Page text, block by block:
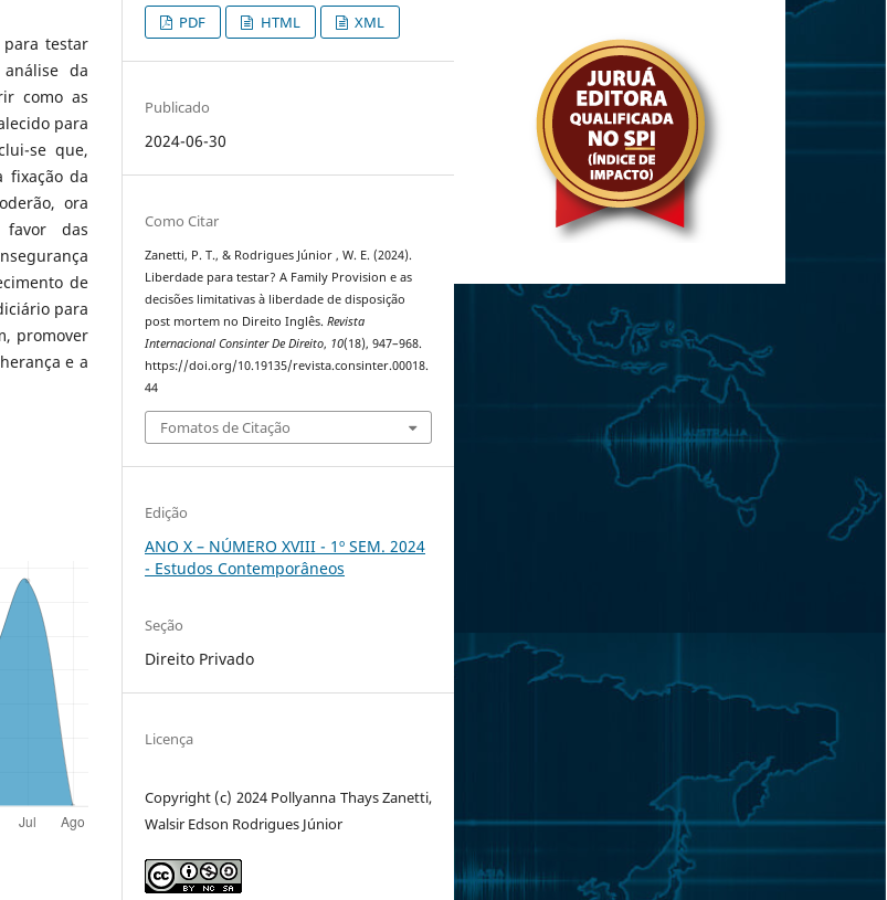
testar
da
como as
para
se que,
fixação da
ora
das
de
para
promover
e a
PDF HTML XML
Publicado
2024-06-30
Como Citar
Zanetti, P. T., & Rodrigues Júnior , W. E. (2024).
Liberdade para testar? A Family Provision e as
decisões limitativas à liberdade de disposição
post mortem no Direito Inglês.Revista
Internacional Consinter De Direito, 10(18), 947–968.
https://doi.org/10.19135/revista.consinter.00018.
44
Fomatos de Citação
Edição
ANO X – NÚMERO XVIII - 1º SEM. 2024
- Estudos Contemporâneos
Seção
Direito Privado
Licença
Copyright (c) 2024 Pollyanna Thays Zanetti,
Walsir Edson Rodrigues Júnior